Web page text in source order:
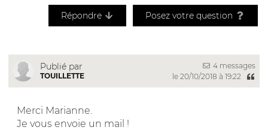
Répondre Posez votre question
Publié par
TOUILLETTE
4 messages
le 20/10/2018 à 19:22
Merci Marianne.
Je vous envoie un mail !